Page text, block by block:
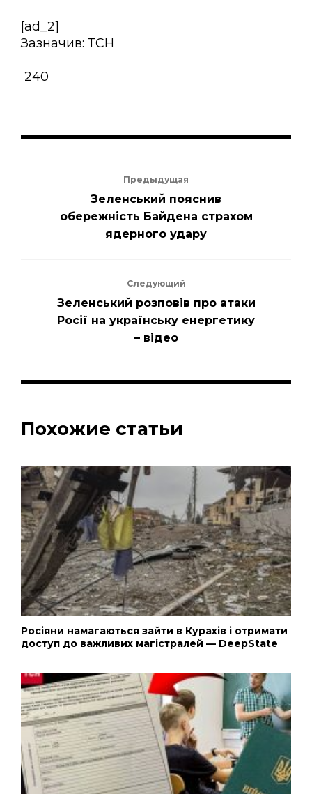
[ad_2]
Зазначив: ТСН
240
Предыдущая
Зеленський пояснив
обережність Байдена страхом
ядерного удару
Следующий
Зеленський розповів про атаки
Росії на українську енергетику
– відео
Похожие статьи
Росіяни намагаються зайти в Курахів і отримати
доступ до важливих магістралей — DeepState